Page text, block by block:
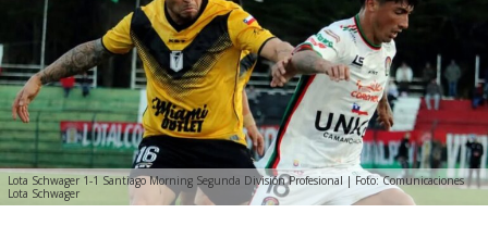
Lota Schwager 1-1 Santiago Morning Segunda División Profesional | Foto: Comunicaciones
Lota Schwager